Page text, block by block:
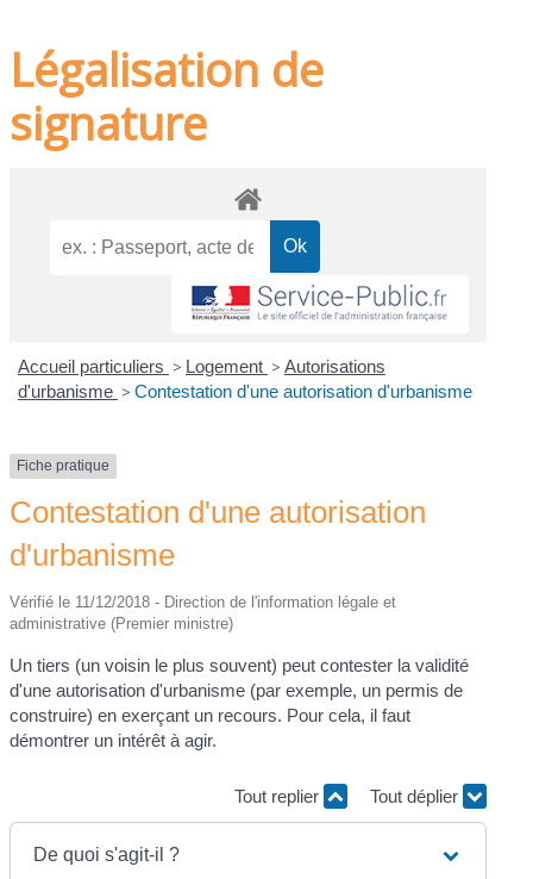
Légalisation de
signature
Accueil particuliers > Logement > Autorisations
d'urbanisme > Contestation d'une autorisation d'urbanisme
Fiche pratique
Contestation d'une autorisation
d'urbanisme
Vérifié le 11/12/2018 - Direction de l'information légale et
administrative (Premier ministre)
Un tiers (un voisin le plus souvent) peut contester la validité
d'une autorisation d'urbanisme (par exemple, un permis de
construire) en exerçant un recours. Pour cela, il faut
démontrer un intérêt à agir.
Tout replier Tout déplier
De quoi s'agit-il ?